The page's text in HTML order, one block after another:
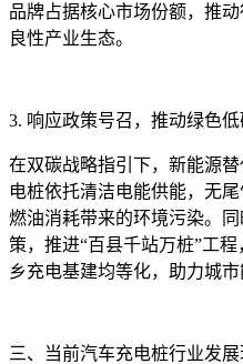
品牌占据核心市场份额，推
良性产业生态。
3. 响应政策号召，推动绿色
在双碳战略指引下，新能源
电桩依托清洁电能供能，无
燃油消耗带来的环境污染。
策，推进“百县千站万桩”工
乡充电基建均等化，助力城市
三、当前汽车充电桩行业发